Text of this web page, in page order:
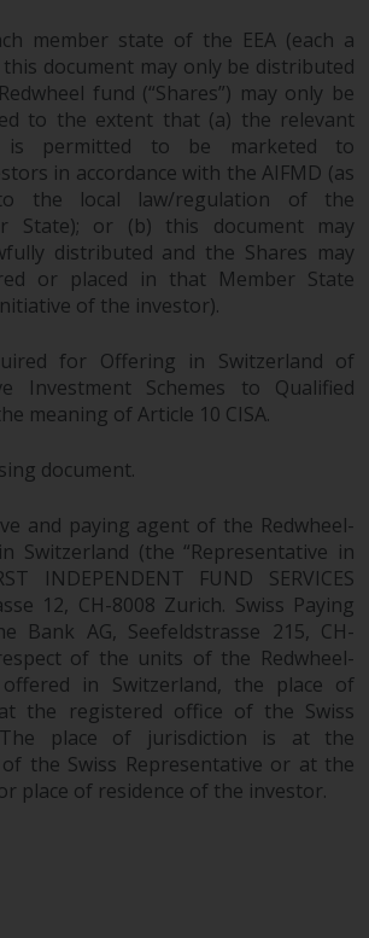
auf dieser Website
der
korrekt und
sind, übernimmt
keine Gewaehr noch
verbundenen
die
Genauigkeit
dieser
und übernehmen
auf Ungenauigkeiten,
in, oder Verwendung
Vertrauen auf die
und Privatsphäre
die Sie
oder die wir von
erhalten,
Daten
stimmen Sie deren
durch Redwheel und
member state of the EEA (each a
this document may only be distributed
fund (“Shares”) may only be
to the extent that (a) the relevant
is permitted to be marketed to
in accordance with the AIFMD (as
the local law/regulation of the
State); or (b) this document may
distributed and the Shares may
or placed in that Member State
of the investor).
for Offering in Switzerland of
Investment Schemes to Qualified
meaning of Article 10 CISA.
document.
and paying agent of the Redwheel-
Switzerland (the “Representative in
INDEPENDENT FUND SERVICES
12, CH-8008 Zurich. Swiss Paying
Bank AG, Seefeldstrasse 215, CH-
of the units of the Redwheel-
in Switzerland, the place of
the registered office of the Swiss
The place of jurisdiction is at the
the Swiss Representative or at the
place of residence of the investor.